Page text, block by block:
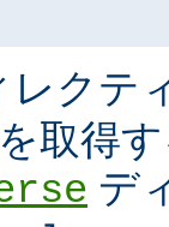
レクテ
取得
デ